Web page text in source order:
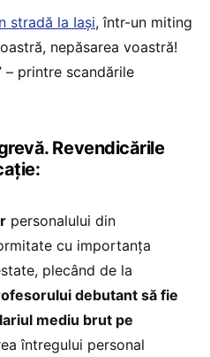
stradă la Iași, într-un miting
nepăsarea voastră!
– printre scandările
Revendicările
personalului din
cu importanța
plecând de la
debutant să fie
mediu brut pe
întregului personal